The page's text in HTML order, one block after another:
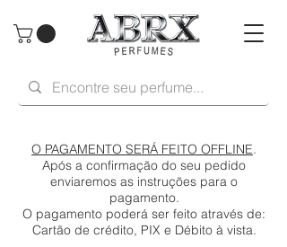
O PAGAMENTO SERÁ FEITO OFFLINE.
Após a confirmação do seu pedido
enviaremos as instruções para o
pagamento.
O pagamento poderá ser feito através de:
Cartão de crédito, PIX e Débito à vista.